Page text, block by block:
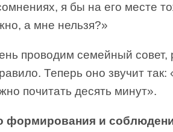
я бы на его месте
а мне нельзя?»
проводим семейный совет,
Теперь оно звучит так:
почитать десять минут».
формирования и